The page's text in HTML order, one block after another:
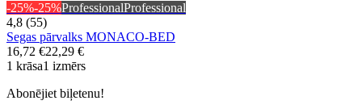
-25%-25%ProfessionalProfessional
4,8 (55)
Segas pārvalks MONACO-BED
16,72 €22,29 €
1 krāsa1 izmērs
Abonējiet biļetenu!